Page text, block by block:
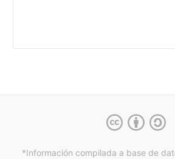
*Información compilada a base de